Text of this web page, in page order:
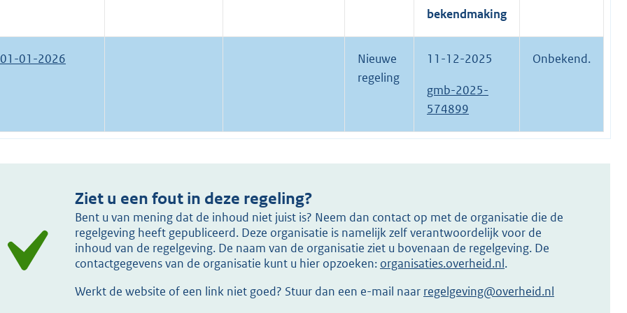
bekendmaking
01-01-2026
Nieuwe
regeling
11-12-2025
gmb-2025-
574899
Onbekend.
Ziet u een fout in deze regeling?
Bent u van mening dat de inhoud niet juist is? Neem dan contact op met de organisatie die de
regelgeving heeft gepubliceerd. Deze organisatie is namelijk zelf verantwoordelijk voor de
inhoud van de regelgeving. De naam van de organisatie ziet u bovenaan de regelgeving. De
contactgegevens van de organisatie kunt u hier opzoeken: organisaties.overheid.nl.
Werkt de website of een link niet goed? Stuur dan een e-mail naar regelgeving@overheid.nl